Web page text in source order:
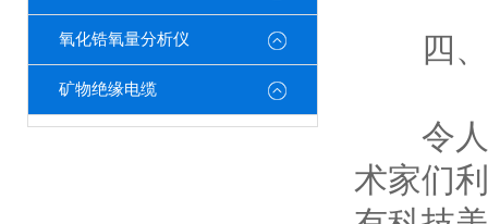
氧化锆氧量分析仪
矿物绝缘电缆
四、
令人
术家们